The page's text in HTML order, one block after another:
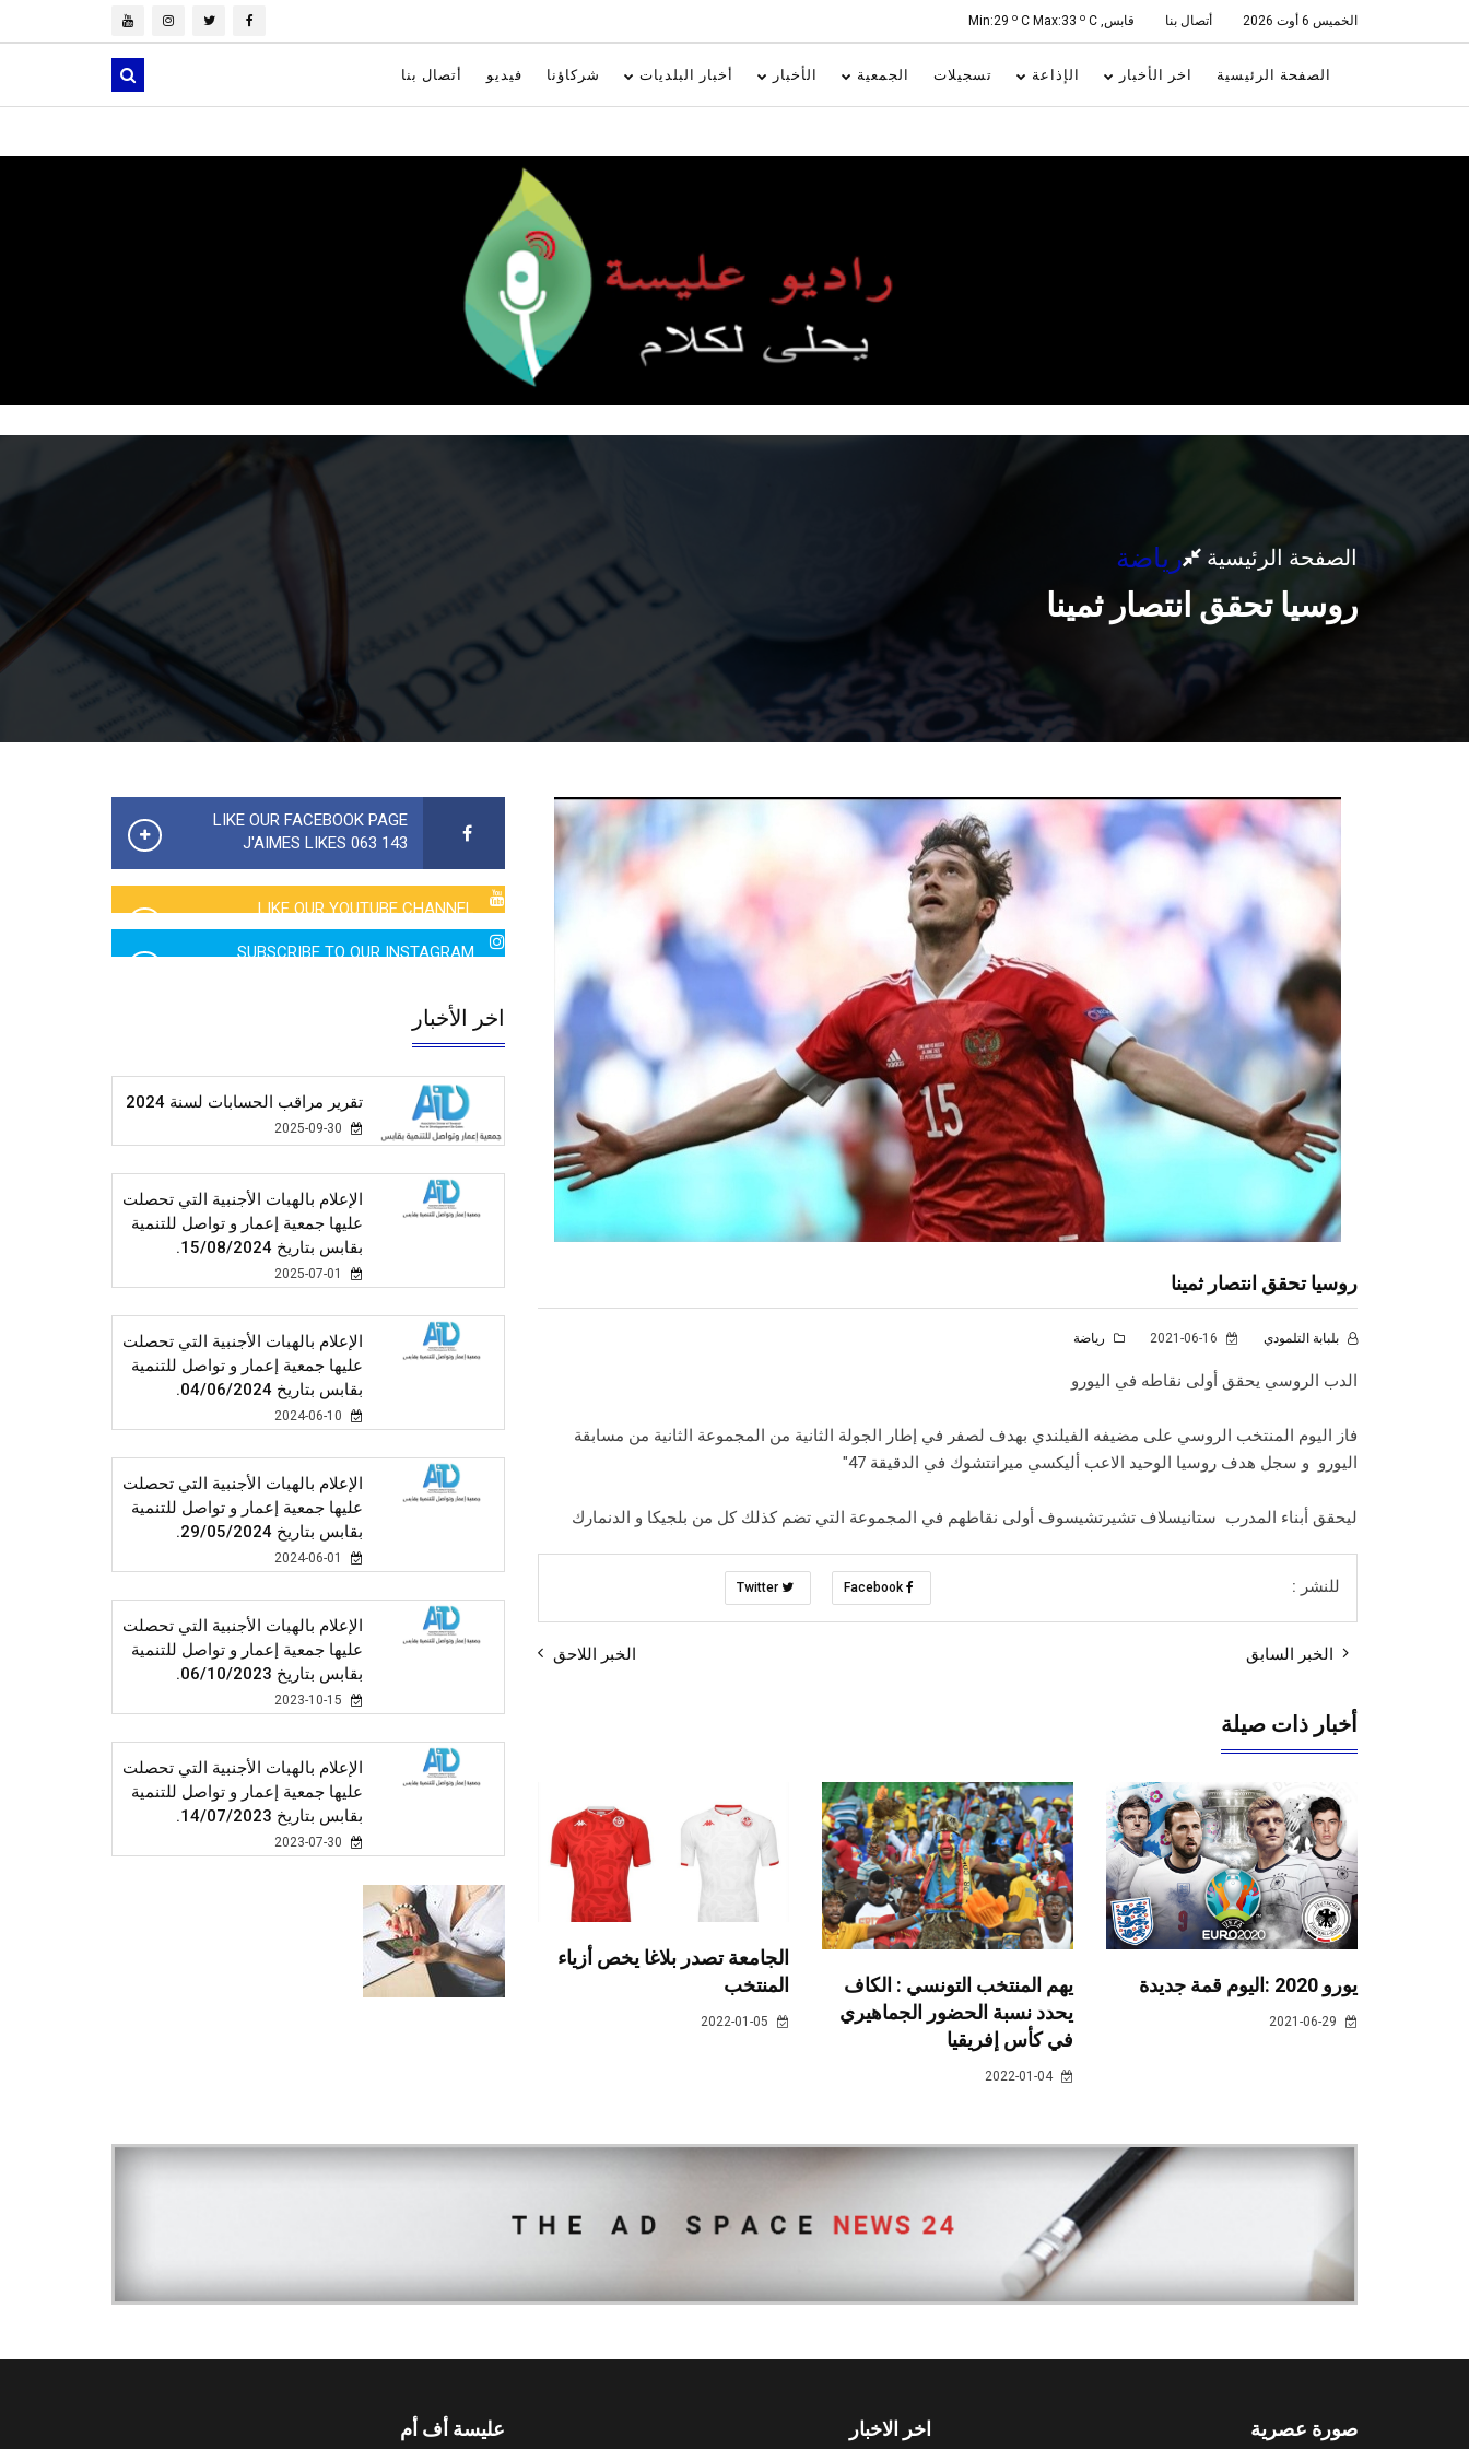
الخميس 6 أوت 2026 أتصال بنا قابس, Min:29 o C Max:33 o C
الصفحة الرئيسية اخر الأخبار الإذاعة تسجيلات الجمعية الأخبار أخبار البلديات شركاؤنا فيديو أتصال بنا
الصفحة الرئيسية رياضة
روسيا تحقق انتصار ثمينا
روسيا تحقق انتصار ثمينا
بلبابة التلمودي رياضة
الدب الروسي يحقق أولى نقاطه في اليورو
فاز اليوم المنتخب الروسي على مضيفه الفيلندي بهدف لصفر في إطار الجولة الثانية من المجموعة الثانية من مسابقة
اليورو و سجل هدف روسيا الوحيد الاعب أليكسي ميرانتشوك في الدقيقة 47"
ليحقق أبناء المدرب ستانيسلاف تشيرتشيسوف أولى نقاطهم في المجموعة التي تضم كذلك كل من بلجيكا و الدنمارك
للنشر :
الخبر السابق الخبر اللاحق
أخبار ذات صيلة
الجامعة تصدر بلاغا يخص أزياء
المنتخب
يهم المنتخب التونسي : الكاف
يحدد نسبة الحضور الجماهيري
في كأس إفريقيا
2022-01-04
يورو 2020 :اليوم قمة جديدة
LIKE OUR FACEBOOK PAGE
143 063 J'AIMES LIKES
LIKE OUR YOUTUBE CHANNEL
2760 LIKES
SUBSCRIBE TO OUR INSTAGRAM
اخر الأخبار
تقرير مراقب الحسابات لسنة 2024
الإعلام بالهبات الأجنبية التي تحصلت
عليها جمعية إعمار و تواصل للتنمية
بقابس بتاريخ 15/08/2024.
الإعلام بالهبات الأجنبية التي تحصلت
عليها جمعية إعمار و تواصل للتنمية
بقابس بتاريخ 04/06/2024.
الإعلام بالهبات الأجنبية التي تحصلت
عليها جمعية إعمار و تواصل للتنمية
بقابس بتاريخ 29/05/2024.
الإعلام بالهبات الأجنبية التي تحصلت
عليها جمعية إعمار و تواصل للتنمية
بقابس بتاريخ 06/10/2023.
الإعلام بالهبات الأجنبية التي تحصلت
عليها جمعية إعمار و تواصل للتنمية
بقابس بتاريخ 14/07/2023.
عليسة أف أم اخر الاخبار صورة عصرية